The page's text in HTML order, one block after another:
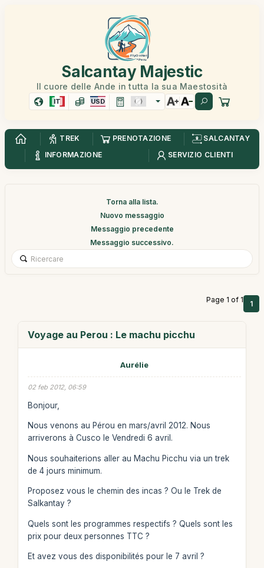
Salcantay Majestic
Il cuore delle Ande in tutta la sua Maestosità
IT USD
TREK PRENOTAZIONE
SALCANTAY
INFORMAZIONE
SERVIZIO CLIENTI
Torna alla lista.
Nuovo messaggio
Messaggio precedente
Messaggio successivo.
Page 1 of 1 1
Voyage au Perou : Le machu picchu
Aurélie
02 feb 2012, 06:59
Bonjour,
Nous venons au Pérou en mars/avril 2012. Nous
arriverons à Cusco le Vendredi 6 avril.
Nous souhaiterions aller au Machu Picchu via un trek
de 4 jours minimum.
Proposez vous le chemin des incas ? Ou le Trek de
Salkantay ?
Quels sont les programmes respectifs ? Quels sont les
prix pour deux personnes TTC ?
Et avez vous des disponibilités pour le 7 avril ?